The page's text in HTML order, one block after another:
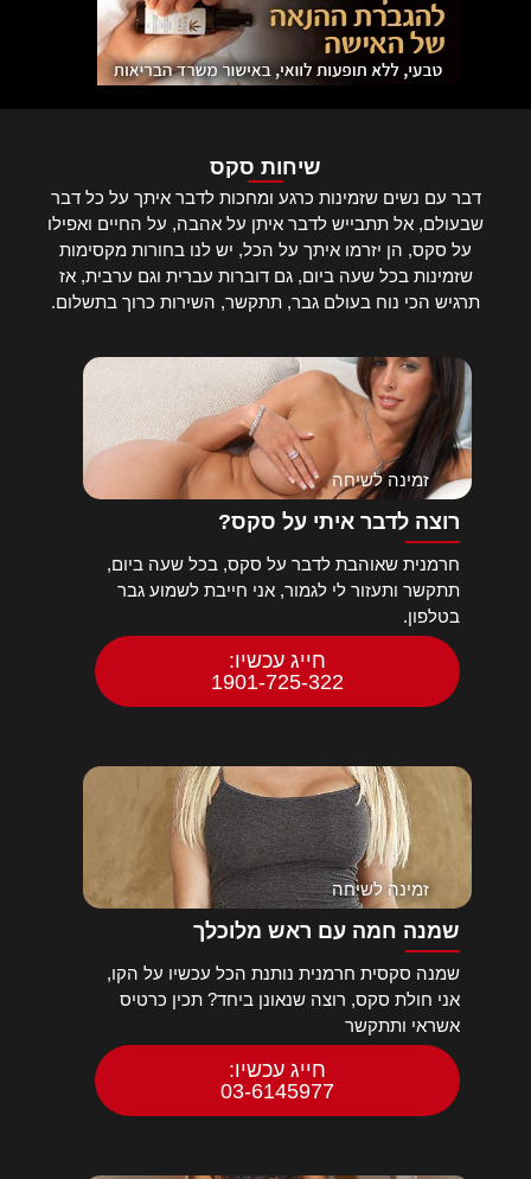
שיחות סקס
דבר עם נשים שזמינות כרגע ומחכות לדבר איתך על כל דבר
שבעולם, אל תתבייש לדבר איתן על אהבה, על החיים ואפילו
על סקס, הן יזרמו איתך על הכל, יש לנו בחורות מקסימות
שזמינות בכל שעה ביום, גם דוברות עברית וגם ערבית, אז
תרגיש הכי נוח בעולם גבר, תתקשר, השירות כרוך בתשלום.
זמינה לשיחה
רוצה לדבר איתי על סקס?
חרמנית שאוהבת לדבר על סקס, בכל שעה ביום,
תתקשר ותעזור לי לגמור, אני חייבת לשמוע גבר
בטלפון.
חייג עכשיו:
1901-725-322
זמינה לשיחה
שמנה חמה עם ראש מלוכלך
שמנה סקסית חרמנית נותנת הכל עכשיו על הקו,
אני חולת סקס, רוצה שנאונן ביחד? תכין כרטיס
אשראי ותתקשר
חייג עכשיו:
03-6145977